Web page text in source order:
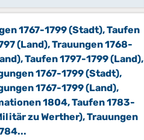
1767-1799 (Stadt), Taufen
(Land), Trauungen 1768-
Taufen 1797-1799 (Land),
1767-1799 (Stadt),
1767-1799 (Land),
1804, Taufen 1783-
zu Werther), Trauungen